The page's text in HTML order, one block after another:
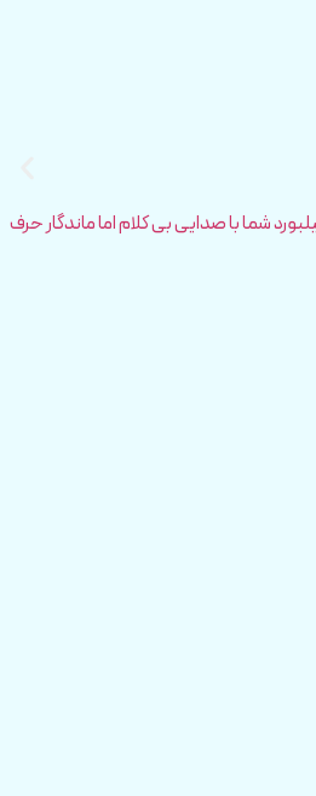
شما با صدایی بی کلام اما ماندگار حرف